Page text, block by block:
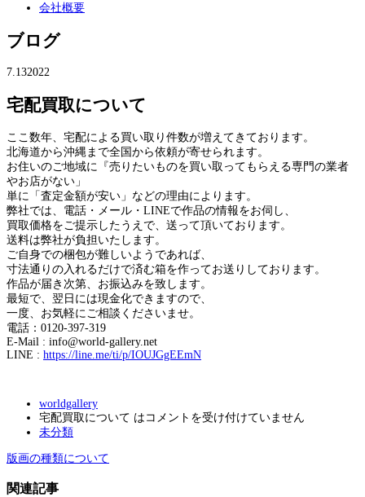
会社概要
ブログ
7.132022
宅配買取について
ここ数年、宅配による買い取り件数が増えてきております。
北海道から沖縄まで全国から依頼が寄せられます。
お住いのご地域に『売りたいものを買い取ってもらえる専門の業者
やお店がない」
単に「査定金額が安い」などの理由によります。
弊社では、電話・メール・LINEで作品の情報をお伺し、
買取価格をご提示したうえで、送って頂いております。
送料は弊社が負担いたします。
ご自身での梱包が難しいようであれば、
寸法通りの入れるだけで済む箱を作ってお送りしております。
作品が届き次第、お振込みを致します。
最短で、翌日には現金化できますので、
一度、お気軽にご相談くださいませ。
電話：0120-397-319
E-Mail : info@world-gallery.net
LINE : https://line.me/ti/p/IOUJGgEEmN
worldgallery
宅配買取について は コメントを受け付けていません
未分類
版画の種類について
関連記事